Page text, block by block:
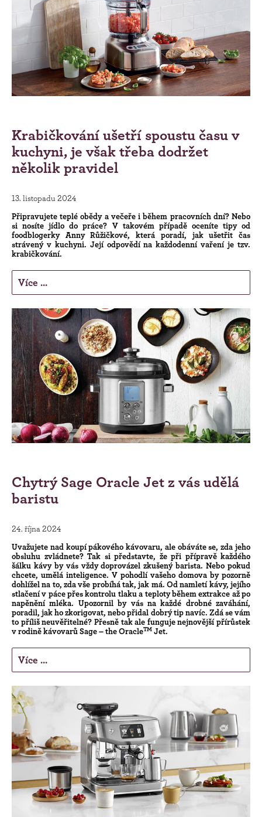
Krabičkování ušetří spoustu času v
kuchyni, je však třeba dodržet
několik pravidel
13. listopadu 2024
Připravujete teplé obědy a večeře i během pracovních dní? Nebo
si nosíte jídlo do práce? V takovém případě oceníte tipy od
foodblogerky Anny Růžičkové, která poradí, jak ušetřit čas
strávený v kuchyni. Její odpovědí na každodenní vaření je tzv.
krabičkování.
Více ...
Chytrý Sage Oracle Jet z vás udělá
baristu
24. října 2024
Uvažujete nad koupí pákového kávovaru, ale obáváte se, zda jeho
obsluhu zvládnete? Tak si představte, že při přípravě každého
šálku kávy by vás vždy doprovázel zkušený barista. Nebo pokud
chcete, umělá inteligence. V pohodlí vašeho domova by pozorně
dohlížel na to, zda vše probíhá tak, jak má. Od namletí kávy, jejího
stlačení v páce přes kontrolu tlaku a teploty během extrakce až po
napěnění mléka. Upozornil by vás na každé drobné zaváhání,
poradil, jak ho zkorigovat, nebo přidal dobrý tip navíc. Zdá se vám
to příliš neuvěřitelné? Přesně tak ale funguje nejnovější přírůstek
v rodině kávovarů Sage – the OracleTM Jet.
Více ...